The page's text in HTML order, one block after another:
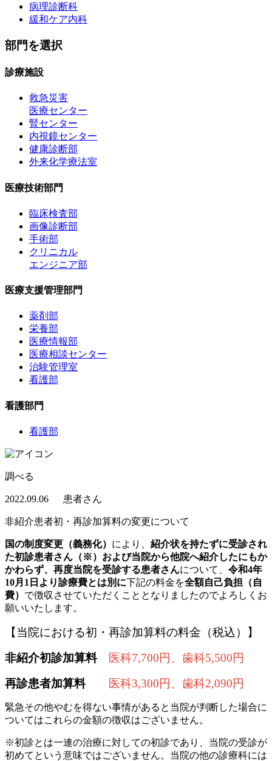
病理診断科
緩和ケア内科
部門を選択
診療施設
救急災害
医療センター
腎センター
内視鏡センター
健康診断部
外来化学療法室
医療技術部門
臨床検査部
画像診断部
手術部
クリニカル
エンジニア部
医療支援管理部門
薬剤部
栄養部
医療情報部
医療相談センター
治験管理室
看護部
看護部門
看護部
調べる
2022.09.06 患者さん
非紹介患者初・再診加算料の変更について
国の制度変更（義務化） により、 紹介状を持たずに受診され
た初診患者さん（※）および当院から他院へ紹介したにもか
かわらず、再度当院を受診する患者さんについて、 令和4年
10月1日より診療費とは別に下記の料金を全額自己負担（自
費） で徴収させていただくこととなりましたのでよろしくお
願いいたします。
【当院における初・再診加算料の料金（税込）】
非紹介初診加算料
医科7,700円、歯科5,500円
再診患者加算料
医科3,300円、歯科2,090円
緊急その他やむを得ない事情があると当院が判断した場合に
ついてはこれらの金額の徴収はございません。
※初診とは一連の治療に対しての初診であり、当院の受診が
初めてという意味ではございません。当院の他の診療科には